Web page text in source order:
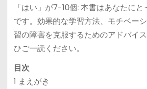
「はい」が7-10個: 本書はあなたに
です。効果的な学習方法、モチベー
習の障害を克服するためのアドバイ
ひご一読ください。
目次
1 まえがき